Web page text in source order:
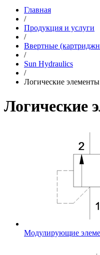
Главная
/
Продукция и услуги
/
Ввертные
/
Sun Hydraulics
/
Логические элементы
Логические
Модулирующие